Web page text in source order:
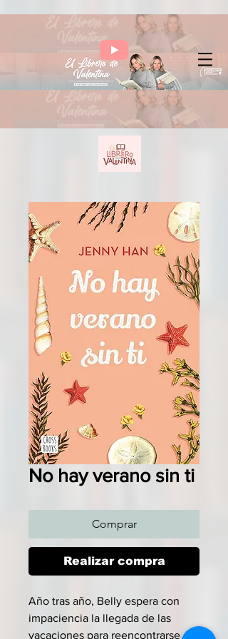
No hay verano sin ti
Comprar
Realizar compra
Año tras año, Belly espera con
impaciencia la llegada de las
vacaciones para reencontrarse